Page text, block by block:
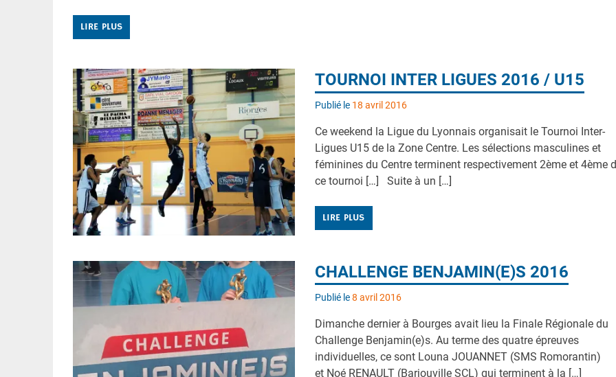
LIRE PLUS
TOURNOI INTER LIGUES 2016 / U15
Publié le 18 avril 2016
Ce weekend la Ligue du Lyonnais organisait le Tournoi Inter-
Ligues U15 de la Zone Centre. Les sélections masculines et
féminines du Centre terminent respectivement 2ème et 4ème
ce tournoi […] Suite à un […]
LIRE PLUS
CHALLENGE BENJAMIN(E)S 2016
Publié le8 avril 2016
Dimanche dernier à Bourges avait lieu la Finale Régionale du
Challenge Benjamin(e)s. Au terme des quatre épreuves
individuelles, ce sont Louna JOUANNET (SMS Romorantin)
et Noé RENAULT (Barjouville SCL) qui terminent à la […]